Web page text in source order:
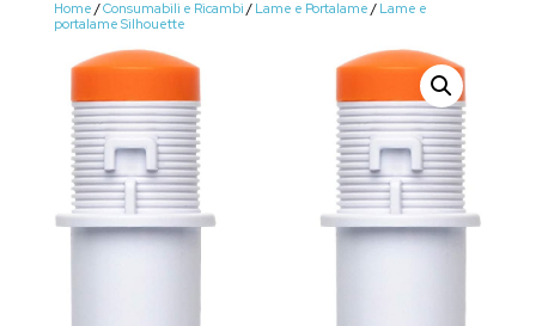
Home /Consumabili e Ricambi / Lame e Portalame / Lame e
portalame Silhouette